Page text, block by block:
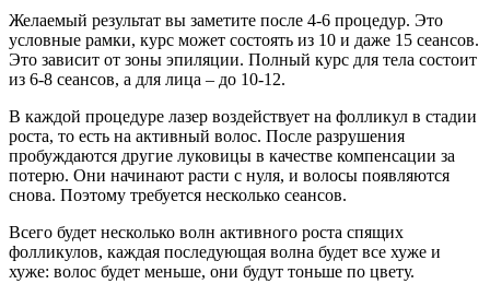
Желаемый результат вы заметите после 4-6 процедур. Это
условные рамки, курс может состоять из 10 и даже 15 сеансов.
Это зависит от зоны эпиляции. Полный курс для тела состоит
из 6-8 сеансов, а для лица – до 10-12.
В каждой процедуре лазер воздействует на фолликул в стадии
роста, то есть на активный волос. После разрушения
пробуждаются другие луковицы в качестве компенсации за
потерю. Они начинают расти с нуля, и волосы появляются
снова. Поэтому требуется несколько сеансов.
Всего будет несколько волн активного роста спящих
фолликулов, каждая последующая волна будет все хуже и
хуже: волос будет меньше, они будут тоньше по цвету.